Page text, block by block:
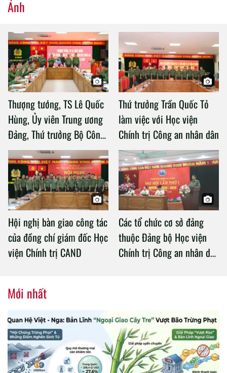
Ảnh
Thượng tướng, TS Lê Quốc
Hùng, Ủy viên Trung ương
Đảng, Thứ trưởng Bộ Công
an làm việc với Học viện
Chính trị Công an nhân dân
Thứ trưởng Trần Quốc Tỏ
làm việc với Học viện
Chính trị Công an nhân dân
Hội nghị bàn giao công tác
của đồng chí giám đốc Học
viện Chính trị CAND
Các tổ chức cơ sở đảng
thuộc Đảng bộ Học viện
Chính trị Công an nhân dân
Mới nhất